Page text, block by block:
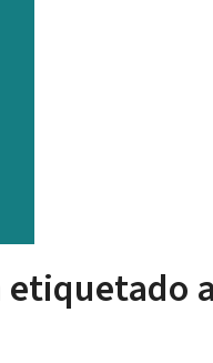
etiquetado